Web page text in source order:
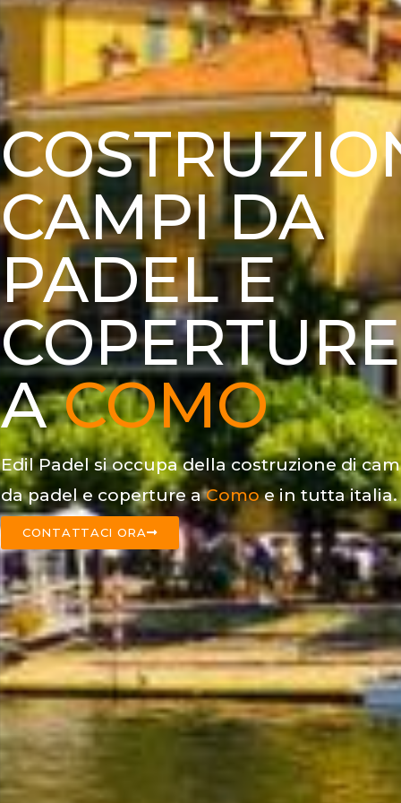
CAMPI DA
PADEL E
COPERTURE
ACOMO
Edil Padel si occupa della costruzione di
da padel e coperture aComoe in tutta italia.
CONTATTACI ORA